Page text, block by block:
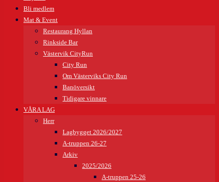
Bli medlem
Mat & Event
Restaurang Hyllan
Rinkside Bar
Västervik CityRun
City Run
Om Västerviks City Run
Banöversikt
Tidigare vinnare
VÅRA LAG
Herr
Lagbygget 2026/2027
A-truppen 26-27
Arkiv
2025/2026
A-truppen 25-26